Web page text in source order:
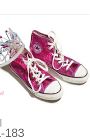
183